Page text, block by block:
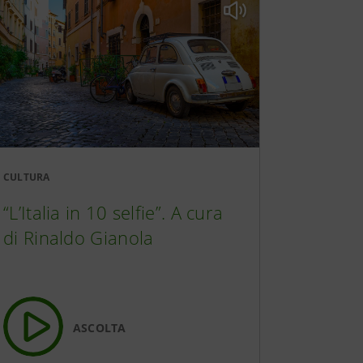
58:39
1:18:03
Storia
da Siena o il coraggio di
CULTURA
“L’Italia in 10 selfie”. A cura
di Rinaldo Gianola
ASCOLTA